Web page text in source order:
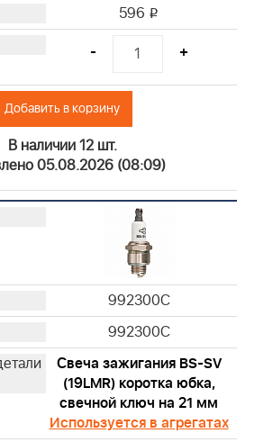
795115
992376
992377
271962S
272403S
273356S
273638S
399039
491435S
492889
692520
695303
596 i
- +
Добавить в корзину
В наличии 12 шт.
05.08.2026 (08:09)
992300C
992300C
Свеча зажигания BS-SV
(19LMR) коротка юбка,
свечной ключ на 21 мм
Используется в агрегатах